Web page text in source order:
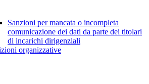
Sanzioni per mancata o incompleta
comunicazione dei dati da parte dei titolari
di incarichi dirigenziali
organizzative